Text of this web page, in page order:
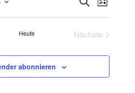
Suche
und
Liste
Heute
Nächste
abonnieren